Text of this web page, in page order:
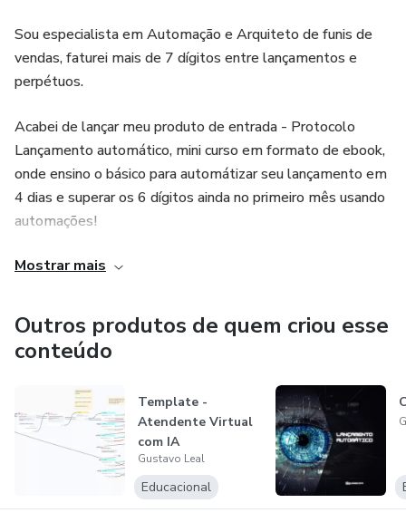
Sou especialista em Automação e Arquiteto de funis de
vendas, faturei mais de 7 dígitos entre lançamentos e
perpétuos.
Acabei de lançar meu produto de entrada - Protocolo
Lançamento automático, mini curso em formato de ebook,
onde ensino o básico para automátizar seu lançamento em
4 dias e superar os 6 dígitos ainda no primeiro mês usando
automações!
Ensino desde captacão de leads sem usar landing page até
Inteligência artificial.
Mostrar mais
Outros produtos de quem criou esse
conteúdo
Template -
Atendente Virtual
com IA
Gustavo Leal
Educacional